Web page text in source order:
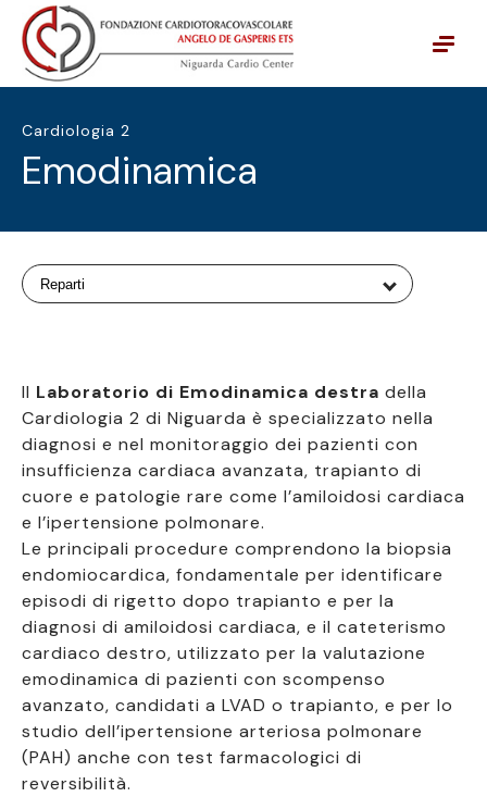
Vai alla navigazione principale
Vai al contenuto principale
Cardiologia 2
Emodinamica
Reparti
Il Laboratorio di Emodinamica destra della
Cardiologia 2 di Niguarda è specializzato nella
diagnosi e nel monitoraggio dei pazienti con
insufficienza cardiaca avanzata, trapianto di
cuore e patologie rare come l’amiloidosi cardiaca
e l’ipertensione polmonare.
Le principali procedure comprendono la biopsia
endomiocardica, fondamentale per identificare
episodi di rigetto dopo trapianto e per la
diagnosi di amiloidosi cardiaca, e il cateterismo
cardiaco destro, utilizzato per la valutazione
emodinamica di pazienti con scompenso
avanzato, candidati a LVAD o trapianto, e per lo
studio dell’ipertensione arteriosa polmonare
(PAH) anche con test farmacologici di
reversibilità.